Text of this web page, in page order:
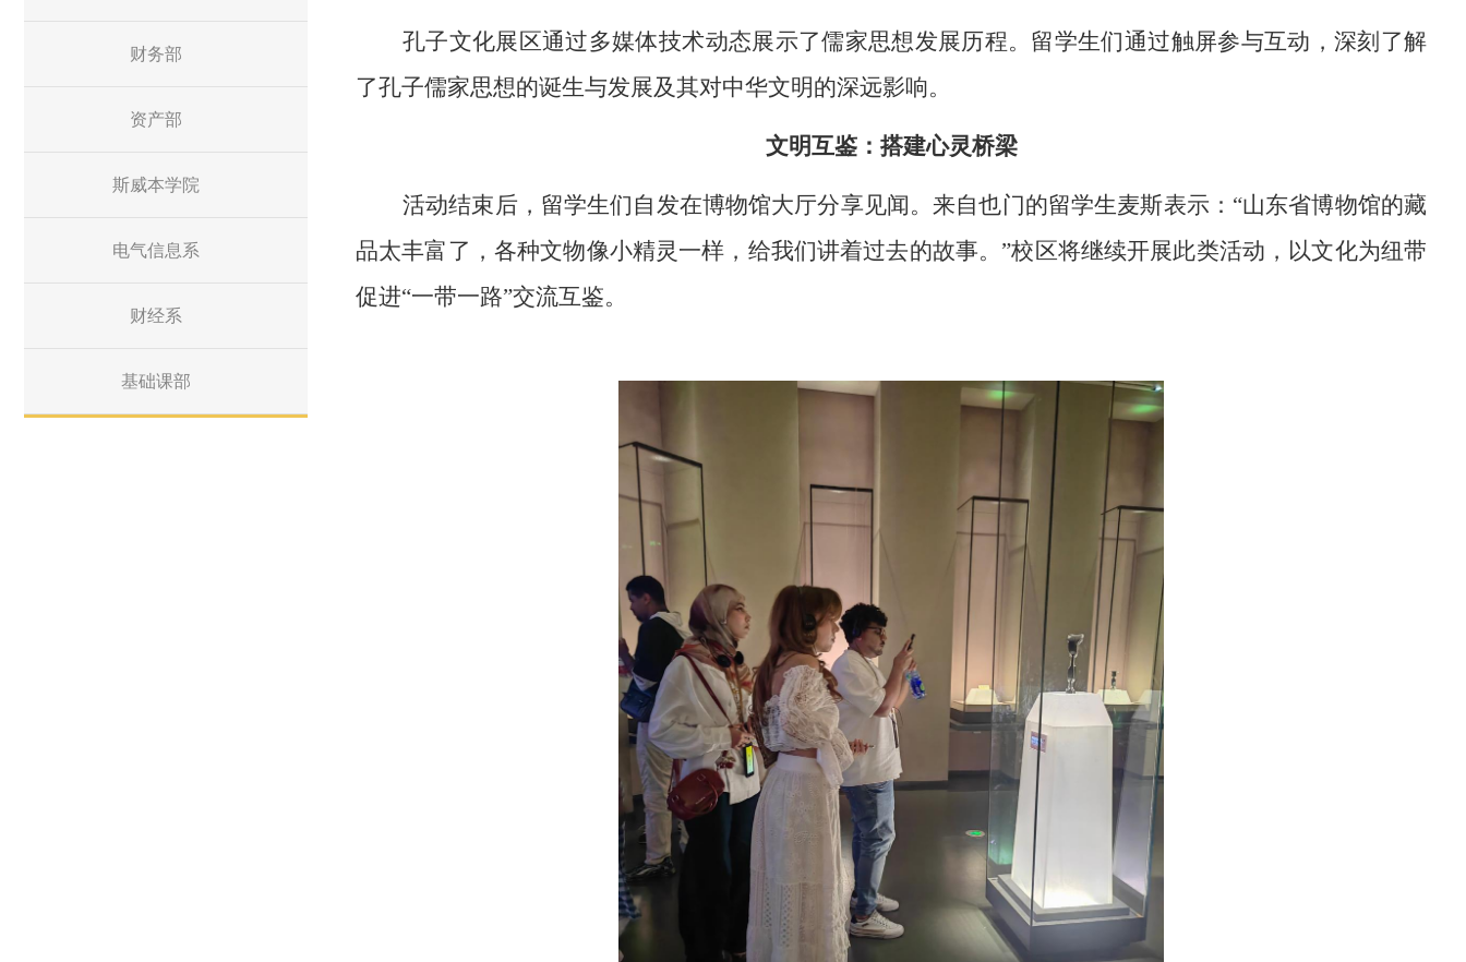
财务部
资产部
斯威本学院
电气信息系
财经系
基础课部
孔子文化展区通过多媒体技术动态展示了儒家思想发展历程。 留学生们通过触屏参与互动，深刻了解
了孔子儒家思想的诞生与发展及其对中华文明的深远影响。
文明互鉴：搭建心灵桥梁
活动结束后，留学生们自发在博物馆大厅分享见闻。 来自也门的留学生麦斯表示： “山东省博物馆的藏
品太丰富了，各种文物像小精灵一样，给我们讲着过去的故事。”校区将继续开展此类活动，以文化为纽带
促进“一带一路”交流互鉴。